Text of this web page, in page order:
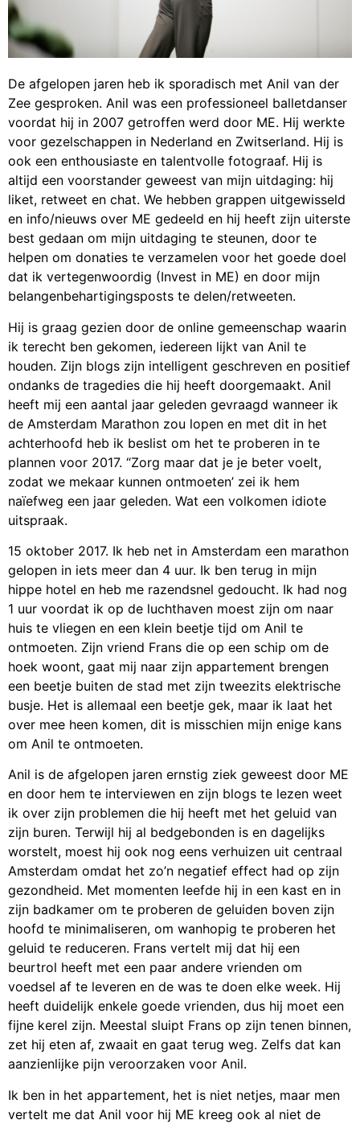
De afgelopen jaren heb ik sporadisch met Anil van der
Zee gesproken. Anil was een professioneel balletdanser
voordat hij in 2007 getroffen werd door ME. Hij werkte
voor gezelschappen in Nederland en Zwitserland. Hij is
ook een enthousiaste en talentvolle fotograaf. Hij is
altijd een voorstander geweest van mijn uitdaging: hij
liket, retweet en chat. We hebben grappen uitgewisseld
en info/nieuws over ME gedeeld en hij heeft zijn uiterste
best gedaan om mijn uitdaging te steunen, door te
helpen om donaties te verzamelen voor het goede doel
dat ik vertegenwoordig (Invest in ME) en door mijn
belangenbehartigingsposts te delen/retweeten.
Hij is graag gezien door de online gemeenschap waarin
ik terecht ben gekomen, iedereen lijkt van Anil te
houden. Zijn blogs zijn intelligent geschreven en positief
ondanks de tragedies die hij heeft doorgemaakt. Anil
heeft mij een aantal jaar geleden gevraagd wanneer ik
de Amsterdam Marathon zou lopen en met dit in het
achterhoofd heb ik beslist om het te proberen in te
plannen voor 2017. “Zorg maar dat je je beter voelt,
zodat we mekaar kunnen ontmoeten’ zei ik hem
naïefweg een jaar geleden. Wat een volkomen idiote
uitspraak.
15 oktober 2017. Ik heb net in Amsterdam een marathon
gelopen in iets meer dan 4 uur. Ik ben terug in mijn
hippe hotel en heb me razendsnel gedoucht. Ik had nog
1 uur voordat ik op de luchthaven moest zijn om naar
huis te vliegen en een klein beetje tijd om Anil te
ontmoeten. Zijn vriend Frans die op een schip om de
hoek woont, gaat mij naar zijn appartement brengen
een beetje buiten de stad met zijn tweezits elektrische
busje. Het is allemaal een beetje gek, maar ik laat het
over mee heen komen, dit is misschien mijn enige kans
om Anil te ontmoeten.
Anil is de afgelopen jaren ernstig ziek geweest door ME
en door hem te interviewen en zijn blogs te lezen weet
ik over zijn problemen die hij heeft met het geluid van
zijn buren. Terwijl hij al bedgebonden is en dagelijks
worstelt, moest hij ook nog eens verhuizen uit centraal
Amsterdam omdat het zo’n negatief effect had op zijn
gezondheid. Met momenten leefde hij in een kast en in
zijn badkamer om te proberen de geluiden boven zijn
hoofd te minimaliseren, om wanhopig te proberen het
geluid te reduceren. Frans vertelt mij dat hij een
beurtrol heeft met een paar andere vrienden om
voedsel af te leveren en de was te doen elke week. Hij
heeft duidelijk enkele goede vrienden, dus hij moet een
fijne kerel zijn. Meestal sluipt Frans op zijn tenen binnen,
zet hij eten af, zwaait en gaat terug weg. Zelfs dat kan
aanzienlijke pijn veroorzaken voor Anil.
Ik ben in het appartement, het is niet netjes, maar men
vertelt me dat Anil voor hij ME kreeg ook al niet de